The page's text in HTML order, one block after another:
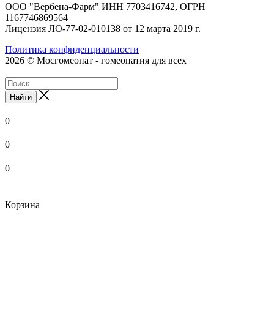
ООО "Вербена-Фарм" ИНН 7703416742, ОГРН
1167746869564
Лицензия ЛО-77-02-010138 от 12 марта 2019 г.
Политика конфиденциальности
2026 © Мосгомеопат - гомеопатия для всех
Найти
0
0
0
Корзина